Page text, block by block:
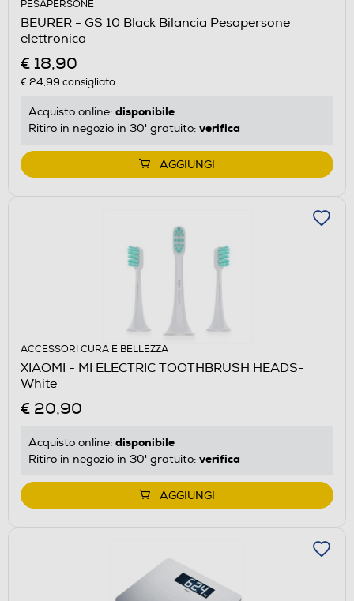
PESAPERSONE
BEURER - GS 10 Black Bilancia Pesapersone
elettronica
€ 18,90
€ 24,99 consigliato
Acquisto online: disponibile
Ritiro in negozio in 30' gratuito: verifica
AGGIUNGI
ACCESSORI CURA E BELLEZZA
XIAOMI - MI ELECTRIC TOOTHBRUSH HEADS-
White
€ 20,90
Acquisto online: disponibile
Ritiro in negozio in 30' gratuito: verifica
AGGIUNGI